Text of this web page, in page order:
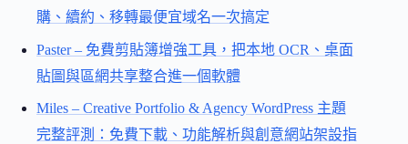
購、續約、移轉最便宜域名一次搞定
Paster – 免費剪貼簿增強工具，把本地 OCR、桌面
貼圖與區網共享整合進一個軟體
Miles – Creative Portfolio & Agency WordPress 主題
完整評測：免費下載、功能解析與創意網站架設指